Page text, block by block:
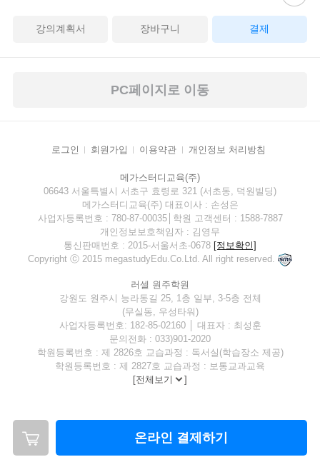
강의계획서 장바구니 결제
PC페이지로 이동
로그인 회원가입 이용약관 개인정보 처리방침
메가스터디교육(주)
06643 서울특별시 서초구 효령로 321 (서초동, 덕원빌딩)
메가스터디교육(주) 대표이사 : 손성은
사업자등록번호 : 780-87-00035│학원 고객센터 : 1588-7887
개인정보보호책임자 : 김영무
통신판매번호 : 2015-서울서초-0678 [정보확인]
Copyright ⓒ 2015 megastudyEdu.Co.Ltd. All right reserved.
러셀 원주학원
강원도 원주시 능라동길 25, 1층 일부, 3-5층 전체
(무실동, 우성타워)
사업자등록번호: 182-85-02160 │ 대표자 : 최성훈
문의전화 : 033)901-2020
학원등록번호 : 제 2826호 교습과정 : 독서실(학습장소 제공)
학원등록번호 : 제 2827호 교습과정 : 보통교과교육
[전체보기 ]
온라인 결제하기